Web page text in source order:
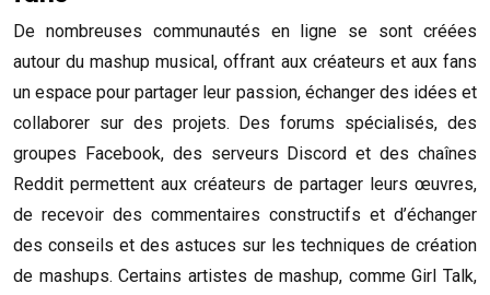
De nombreuses communautés en ligne se sont créées
autour du mashup musical, offrant aux créateurs et aux fans
un espace pour partager leur passion, échanger des idées et
collaborer sur des projets. Des forums spécialisés, des
groupes Facebook, des serveurs Discord et des chaînes
Reddit permettent aux créateurs de partager leurs œuvres,
de recevoir des commentaires constructifs et d’échanger
des conseils et des astuces sur les techniques de création
de mashups. Certains artistes de mashup, comme Girl Talk,